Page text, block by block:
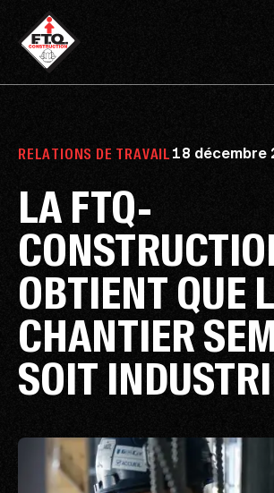
RELATIONS DE TRAVAIL 18 décembre
LA FTQ-
OBTIENT QUE
CHANTIER
SOIT